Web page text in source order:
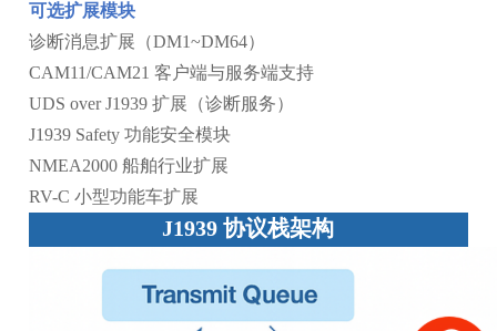
可选扩展模块
诊断消息扩展（DM1~DM64）
CAM11/CAM21 客户端与服务端支持
UDS over J1939 扩展（诊断服务）
J1939 Safety 功能安全模块
NMEA2000 船舶行业扩展
RV-C 小型功能车扩展
J1939 协议栈架构